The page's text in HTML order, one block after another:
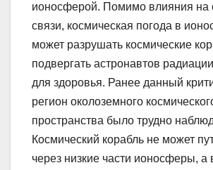
ионосферой. Помимо влияния на
связи, космическая погода в
может разрушать космические
подвергать астронавтов
для здоровья. Ранее данный
регион околоземного
пространства было трудно
Космический корабль не может
через низкие части ионосферы,